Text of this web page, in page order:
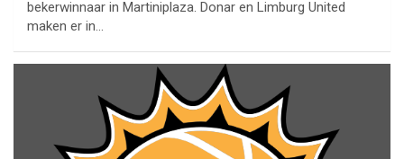
bekerwinnaar in Martiniplaza. Donar en Limburg United
maken er in…